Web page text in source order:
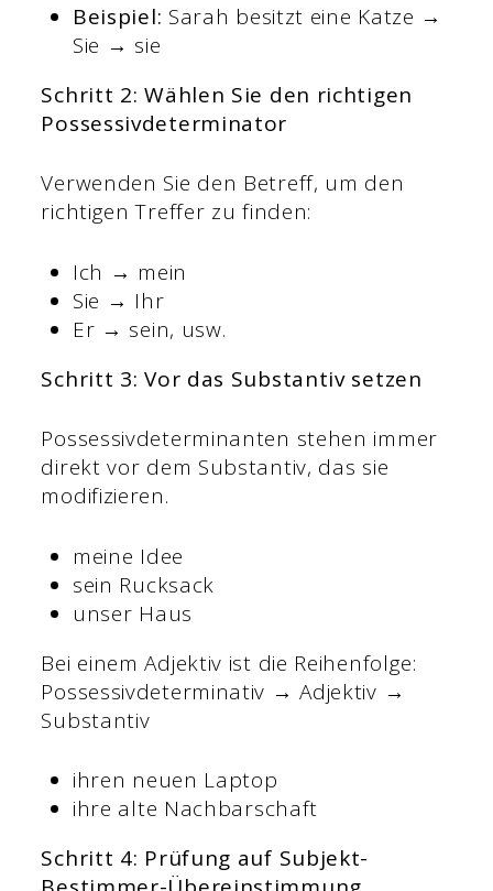
Beispiel: Sarah besitzt eine Katze →
Sie → sie
Schritt 2: Wählen Sie den richtigen
Possessivdeterminator
Verwenden Sie den Betreff, um den
richtigen Treffer zu finden:
Ich → mein
Sie → Ihr
Er → sein, usw.
Schritt 3: Vor das Substantiv setzen
Possessivdeterminanten stehen immer
direkt vor dem Substantiv, das sie
modifizieren.
meine Idee
sein Rucksack
unser Haus
Bei einem Adjektiv ist die Reihenfolge:
Possessivdeterminativ → Adjektiv →
Substantiv
ihren neuen Laptop
ihre alte Nachbarschaft
Schritt 4: Prüfung auf Subjekt-